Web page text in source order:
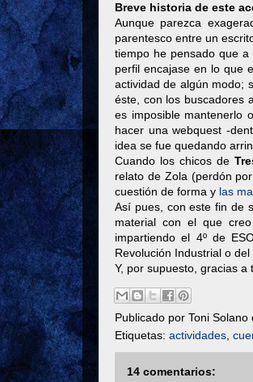
Breve historia de este
Aunque parezca
parentesco entre un
tiempo he pensado que
perfil encajase en lo que
actividad de algún modo;
éste, con los buscadores
es imposible mantenerlo
hacer una webquest -
idea se fue quedando
Cuando los chicos de
relato de Zola (perdón
cuestión de forma y las
Así pues, con este fin de
material con el que
impartiendo el 4º de
Revolución Industrial o
Y, por supuesto, gracias a
Publicado por Toni Solano
Etiquetas: actividades
14 comentarios: